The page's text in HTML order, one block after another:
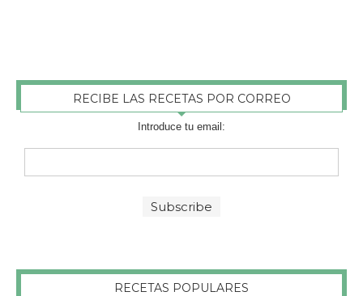
RECIBE LAS RECETAS POR CORREO
Introduce tu email:
RECETAS POPULARES